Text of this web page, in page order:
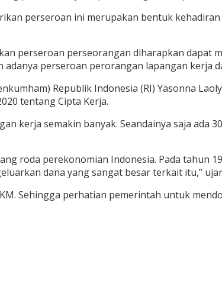
perseroan ini merupakan bentuk
perseroan perseorangan diharapkan dapat
perseroan perorangan lapangan kerja
Republik Indonesia (RI) Yasonna
tentang Cipta Kerja.
kerja semakin banyak. Seandainya saja ada
roda perekonomian Indonesia. Pada tahun
dana yang sangat besar terkait itu,”
Sehingga perhatian pemerintah untuk